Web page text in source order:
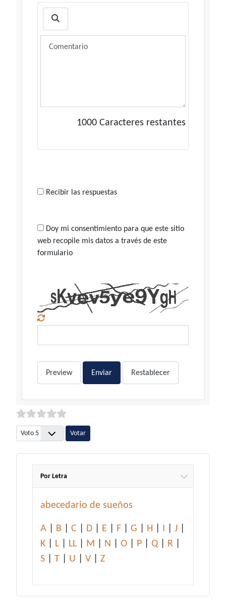
1000 Caracteres restantes
Recibir las respuestas
Doy mi consentimiento para que este sitio
web recopile mis datos a través de este
formulario
Preview Enviar Restablecer
Por favor, vote
Por Letra
abecedario de sueños
A B C D E F G H I J
K
L LL M N O P Q R
S
T U V Z